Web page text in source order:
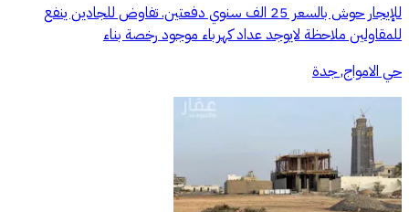
للإيجار حوش بالسعر 25 الف سنوي دفعتين. تفاوض للجادين ينفع
للمقاولين ملاحظة لايوجد عداد كهرباء موجود رخصة بناء
حي الامواج, جدة